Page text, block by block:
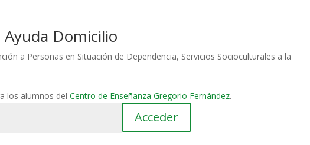
Domicilio
a Personas en Situación de Dependencia, Servicios Socioculturales a la
los alumnos del Centro de Enseñanza Gregorio Fernández.